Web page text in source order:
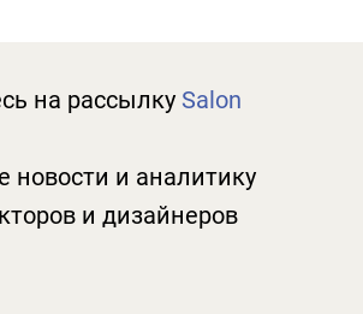
на рассылку Salon
новости и аналитику
и дизайнеров